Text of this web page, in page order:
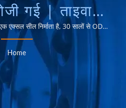
| ताइवान
वाले AXLE सील
- CHO
सील निर्माता है, 30 सालों से ODM
की महान क्षमता।
Home